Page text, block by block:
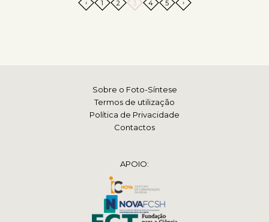
‹ 1 2 3 4 5 ›
Sobre o Foto-Síntese
Termos de utilização
Política de Privacidade
Contactos
APOIO: